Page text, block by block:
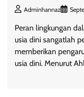
Adminhannaz
Peran lingkungan
usia dini sangatlah
memberikan
usia dini. Menurut